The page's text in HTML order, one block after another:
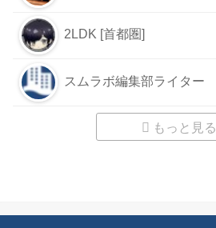
2LDK [首都圏]
スムラボ編集部ライター
もっと見る